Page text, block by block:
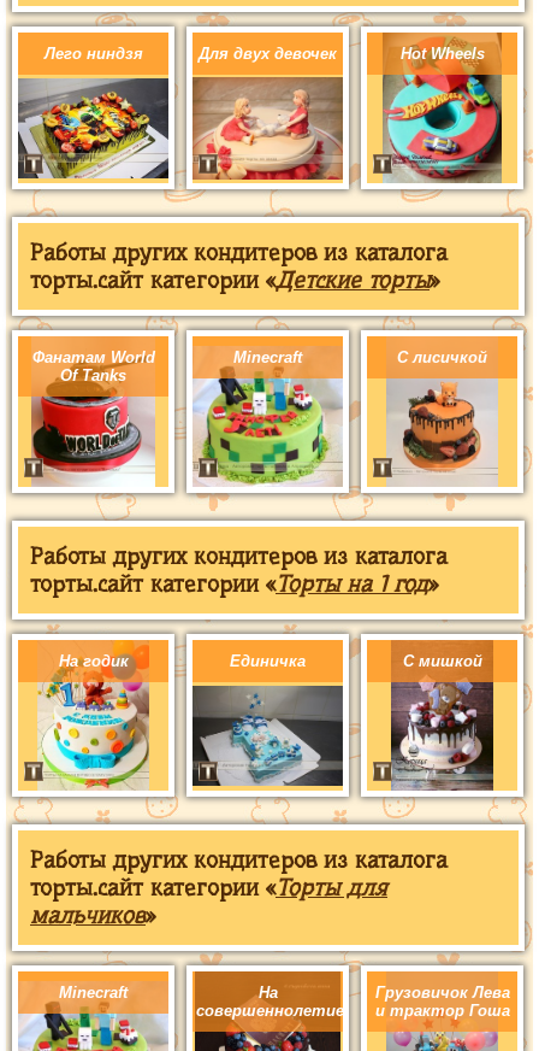
Лего ниндзя Для двух девочек Hot Wheels
Работы других кондитеров из каталога
торты.сайт категории «Детские торты»
Фанатам World
Of Tanks
Minecraft С лисичкой
Работы других кондитеров из каталога
торты.сайт категории «Торты на 1 год»
На годик Единичка С мишкой
Работы других кондитеров из каталога
торты.сайт категории «Торты для
мальчиков»
Minecraft
На
совершеннолетие
Грузовичок Лева
и трактор Гоша